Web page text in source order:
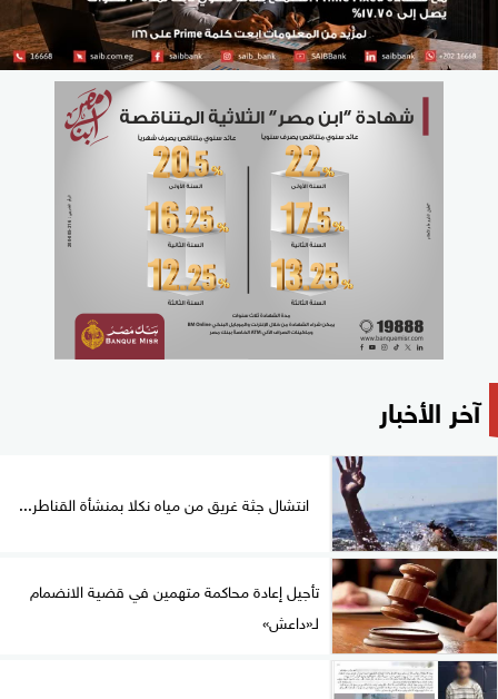
آخر الأخبار
انتشال جثة غريق من مياه نكلا بمنشأة القناطر...
تأجيل إعادة محاكمة متهمين في قضية الانضمام
لـ«داعش»